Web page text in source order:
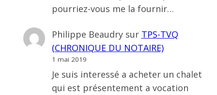
pourriez-vous me la fournir…
Philippe Beaudrysur TPS-TVQ
(CHRONIQUE DU NOTAIRE)
1 mai 2019
Je suis interessé a acheter un chalet
qui est présentement a vocation